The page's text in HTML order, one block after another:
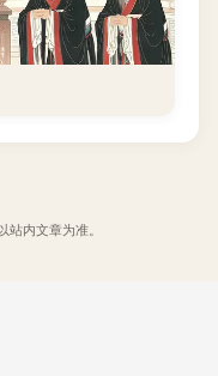
站内文章为准。